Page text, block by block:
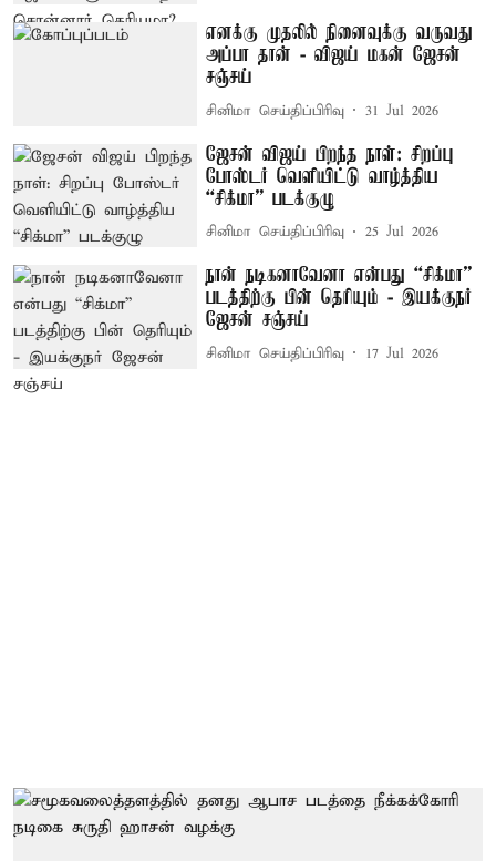
எனக்கு முதலில் நினைவுக்கு வருவது
அப்பா தான் - விஜய் மகன் ஜேசன்
சஞ்சய்
சினிமா செய்திப்பிரிவு 31 Jul 2026
ஜேசன் விஜய் பிறந்த நாள்: சிறப்பு
போஸ்டர் வெளியிட்டு வாழ்த்திய
“சிக்மா” படக்குழு
சினிமா செய்திப்பிரிவு 25 Jul 2026
நான் நடிகனாவேனா என்பது “சிக்மா”
படத்திற்கு பின் தெரியும் - இயக்குநர்
ஜேசன் சஞ்சய்
சினிமா செய்திப்பிரிவு 17 Jul 2026